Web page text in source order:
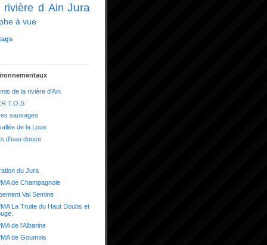
rivière d Ain Jura
à vue
de la rivière d'Ain
T.O.S
sauvages
de la Loue
d'eau douce
du Jura
de Champagnole
Val Semine
La Truite du Haut Doubs et
de l'Albarine
de Goumois